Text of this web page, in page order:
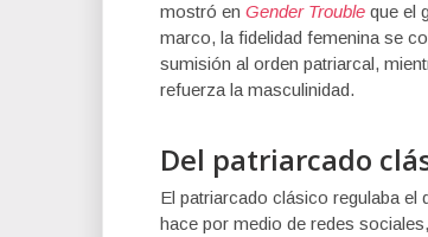
mostró en Gender Trouble que el
marco, la fidelidad femenina se
sumisión al orden patriarcal,
refuerza la masculinidad.
Del patriarcado
El patriarcado clásico regulaba el
hace por medio de redes